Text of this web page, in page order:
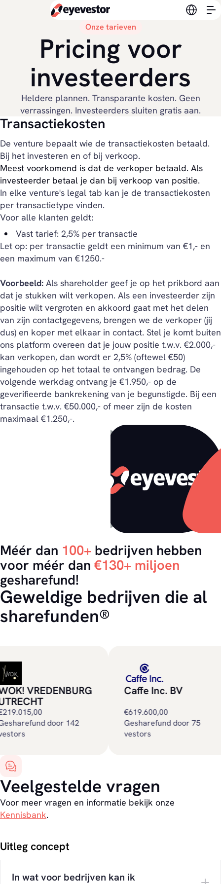
Onze tarieven
Pricing voor
investeerders
Heldere plannen. Transparante kosten. Geen
verrassingen. Investeerders sluiten gratis aan.
Transactiekosten
De venture bepaalt wie de transactiekosten betaald.
Bij het investeren en of bij verkoop.
Meest voorkomend is dat de verkoper betaald. Als
investeerder betaal je dan bij verkoop van positie.
In elke venture's legal tab kan je de transactiekosten
per transactietype vinden.
Voor alle klanten geldt:
Vast tarief: 2,5% per transactie
Let op: per transactie geldt een minimum van €1,- en
een maximum van €1250.-
Voorbeeld: Als shareholder geef je op het prikbord aan
dat je stukken wilt verkopen. Als een investeerder zijn
positie wilt vergroten en akkoord gaat met het delen
van zijn contactgegevens, brengen we de verkoper (jij
dus) en koper met elkaar in contact. Stel je komt buiten
ons platform overeen dat je jouw positie t.w.v. €2.000,-
kan verkopen, dan wordt er 2,5% (oftewel €50)
ingehouden op het totaal te ontvangen bedrag. De
volgende werkdag ontvang je €1.950,- op de
geverifieerde bankrekening van je begunstigde. Bij een
transactie t.w.v. €50.000,- of meer zijn de kosten
maximaal €1.250,-.
Méér dan 100+ bedrijven hebben
voor méér dan €130+ miljoen
gesharefund!
Geweldige bedrijven die al
sharefunden®
VREDENBURG
Caffe Inc. BV
€619.600,00
vestors
Veelgestelde vragen
Voor meer vragen en informatie bekijk onze
Kennisbank.
Uitleg concept
In wat voor bedrijven kan ik